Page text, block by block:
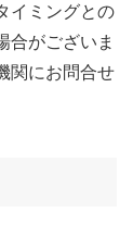
イミングとの
合がございま
関にお問合せ